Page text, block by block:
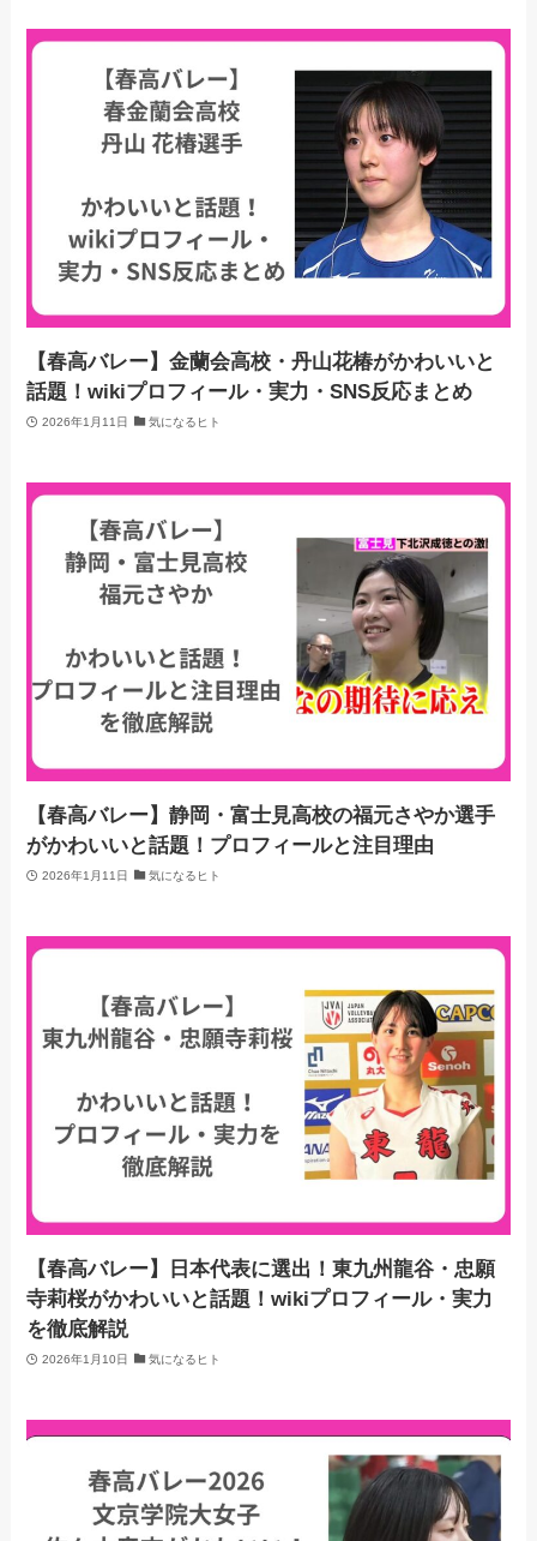
【春高バレー】金蘭会高校・丹山花椿がかわいいと
話題！wikiプロフィール・実力・SNS反応まとめ
2026年1月11日 気になるヒト
【春高バレー】静岡・富士見高校の福元さやか選手
がかわいいと話題！プロフィールと注目理由
2026年1月11日 気になるヒト
【春高バレー】日本代表に選出！東九州龍谷・忠願
寺莉桜がかわいいと話題！wikiプロフィール・実力
を徹底解説
2026年1月10日 気になるヒト